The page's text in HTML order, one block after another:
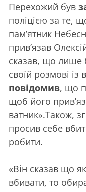
Перехожий був
поліцією за те,
пам’ятник
прив’язав
сказав, що лише
своїй розмові
повідомив, що
щоб його
ватник».Також,
просив себе
робити.
«Він сказав що
вбивати, то